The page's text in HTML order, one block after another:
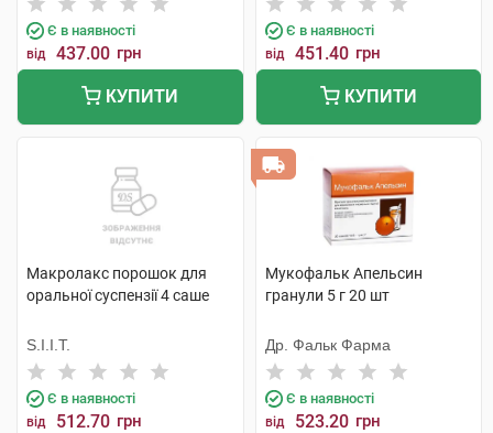
Є в наявності
від 437.00 грн
КУПИТИ
Є в наявності
від 451.40 грн
КУПИТИ
Макролакс порошок для
оральної суспензії 4 саше
S.I.I.T.
Є в наявності
від 512.70 грн
Мукофальк Апельсин
гранули 5 г 20 шт
Др. Фальк Фарма
Є в наявності
від 523.20 грн